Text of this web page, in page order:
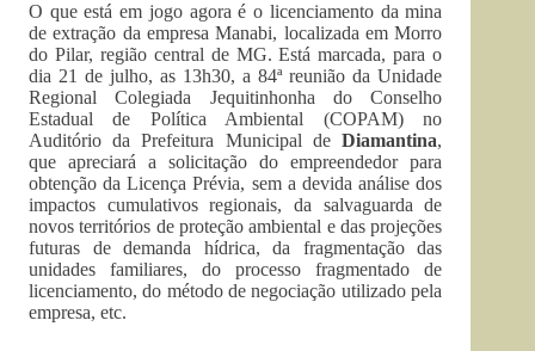
O que está em jogo agora é o licenciamento da mina
de extração da empresa Manabi, localizada em Morro
do Pilar, região central de MG. Está marcada, para o
dia 21 de julho, as 13h30, a 84ª reunião da Unidade
Regional Colegiada Jequitinhonha do Conselho
Estadual de Política Ambiental (COPAM) no
Auditório da Prefeitura Municipal deDiamantina,
que apreciará a solicitação do empreendedor para
obtenção da Licença Prévia, sem a devida análise dos
impactos cumulativos regionais, da salvaguarda de
novos territórios de proteção ambiental e das projeções
futuras de demanda hídrica, da fragmentação das
unidades familiares, do processo fragmentado de
licenciamento, do método de negociação utilizado pela
empresa, etc.